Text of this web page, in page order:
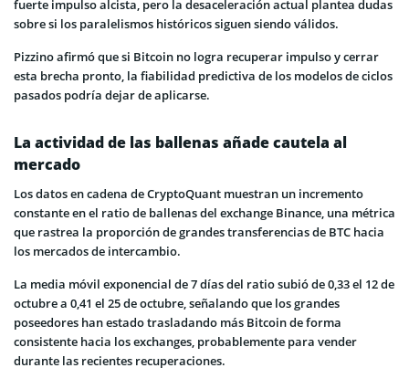
fuerte impulso alcista, pero la desaceleración actual plantea dudas
sobre si los paralelismos históricos siguen siendo válidos.
Pizzino afirmó que si Bitcoin no logra recuperar impulso y cerrar
esta brecha pronto, la fiabilidad predictiva de los modelos de ciclos
pasados podría dejar de aplicarse.
La actividad de las ballenas añade cautela al
mercado
Los datos en cadena de CryptoQuant muestran un incremento
constante en el ratio de ballenas del exchange Binance, una métrica
que rastrea la proporción de grandes transferencias de BTC hacia
los mercados de intercambio.
La media móvil exponencial de 7 días del ratio subió de 0,33 el 12 de
octubre a 0,41 el 25 de octubre, señalando que los grandes
poseedores han estado trasladando más Bitcoin de forma
consistente hacia los exchanges, probablemente para vender
durante las recientes recuperaciones.